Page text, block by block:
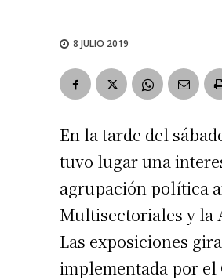
8 JULIO 2019
En la tarde del
tuvo lugar una
agrupación política
Multisectoriales y la
Las exposiciones
implementada por el